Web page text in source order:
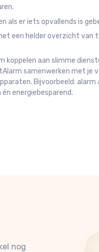
als er iets opvallends is
een helder overzicht van
koppelen aan slimme
samenwerken met
Bijvoorbeeld: alarm
energiebesparend.
nog